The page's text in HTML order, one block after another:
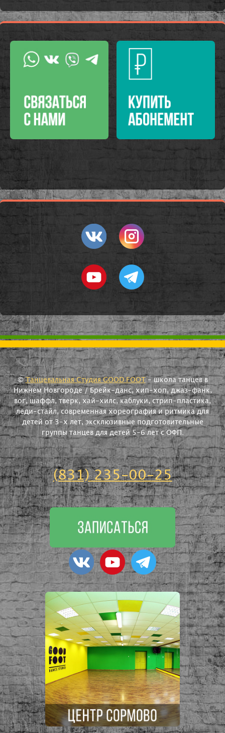
©Танцевальная Студия GOOD FOOT- школа танцев в
Нижнем Новгороде / Брейк-данс, хип-хоп, джаз-фанк,
вог, шаффл, тверк, хай-хилс, каблуки, стрип-пластика,
леди-стайл, современная хореография и ритмика для
детей от 3-х лет, эксклюзивные подготовительные
группы танцев для детей 5-6 лет с ОФП.
(831) 235-00-25